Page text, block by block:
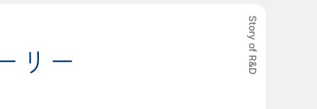
リー Story of R&D